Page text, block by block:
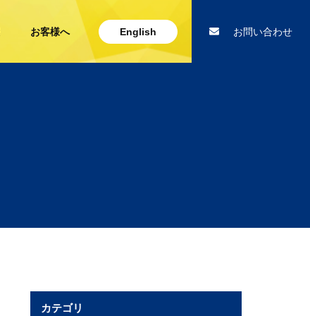
お客様へ English お問い合わせ
カテゴリ